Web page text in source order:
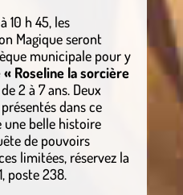
10 h 45, les
Magique seront
municipale pour y
Roseline la sorcière
2 à 7 ans. Deux
dans ce
une belle histoire
de pouvoirs
limitées, réservez la
poste 238.